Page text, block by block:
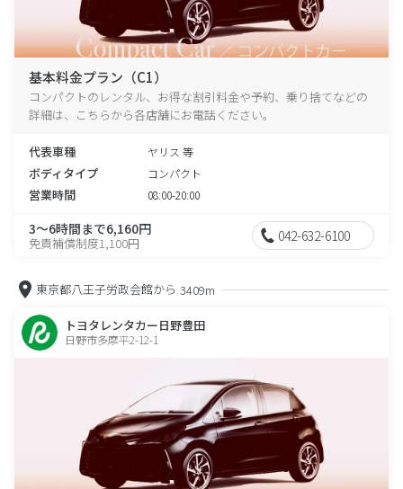
基本料金プラン（C1）
コンパクトのレンタル、お得な割引料金や予約、乗り捨てなどの
詳細は、こちらから各店舗にお電話ください。
代表車種 ヤリス 等
ボディタイプ コンパクト
営業時間 08:00-20:00
3～6時間まで6,160円
免責補償制度1,100円 042-632-6100
東京都八王子労政会館から 3409m
トヨタレンタカー日野豊田
日野市多摩平2-12-1